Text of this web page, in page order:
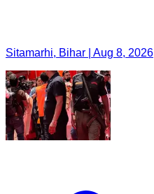
Sitamarhi, Bihar | Aug 8, 2026